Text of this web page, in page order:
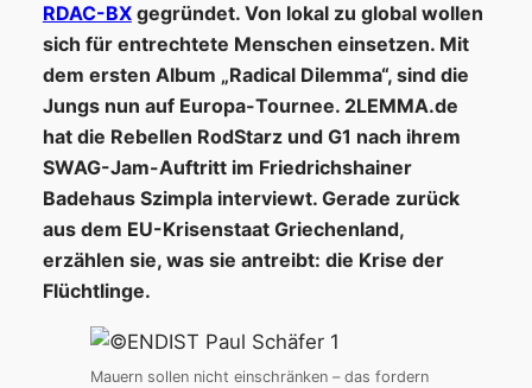
RDAC-BXgegründet. Von lokal zu global wollen
sich für entrechtete Menschen einsetzen. Mit
dem ersten Album „Radical Dilemma“, sind die
Jungs nun auf Europa-Tournee. 2LEMMA.de
hat die Rebellen RodStarz und G1 nach ihrem
SWAG-Jam-Auftritt im Friedrichshainer
Badehaus Szimpla interviewt. Gerade zurück
aus dem EU-Krisenstaat Griechenland,
erzählen sie, was sie antreibt: die Krise der
Flüchtlinge.
Mauern sollen nicht einschränken – das fordern